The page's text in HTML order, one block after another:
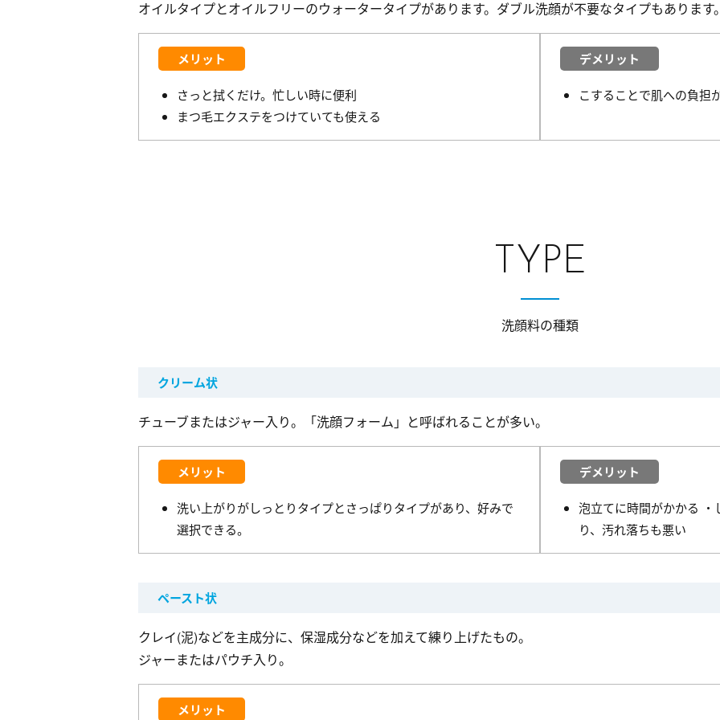
オイルタイプとオイルフリーのウォータータイプがあります。ダブル洗顔が不要なタイプもあります。
メリット
さっと拭くだけ。忙しい時に便利
まつ毛エクステをつけていても使える
デメリット
こすることで肌への負担
TYPE
洗顔料の種類
クリーム状
チューブまたはジャー入り。「洗顔フォーム」と呼ばれることが多い。
メリット
洗い上がりがしっとりタイプとさっぱりタイプがあり、好みで
選択できる。
デメリット
泡立てに時間がかかる
り、汚れ落ちも悪い
ペースト状
クレイ(泥)などを主成分に、保湿成分などを加えて練り上げたもの。
ジャーまたはパウチ入り。
メリット